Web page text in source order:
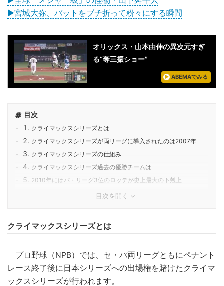
▶宮城大弥、バットをブチ折って粉々にする瞬間
オリックス・山本由伸の異次元すぎ
る“奪三振ショー”
ABEMAでみる
目次
クライマックスシリーズとは
クライマックスシリーズが両リーグに導入されたのは2007年
クライマックスシリーズの仕組み
クライマックスシリーズ過去の優勝チームは
2010年にはパ・リーグ3位のロッテが史上最大の下剋上
目次を開く
クライマックスシリーズとは
プロ野球（NPB）では、セ・パ両リーグともにペナント
レース終了後に日本シリーズへの出場権を賭けたクライマ
ックスシリーズが行われます。